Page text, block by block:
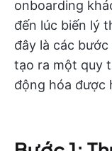
onboarding
đến lúc biến lý
đây là các
tạo ra một quy
động hóa được